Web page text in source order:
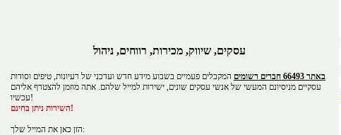
עסקים, שיווק, מכירות, רווחים, ניהול
באתר 66493 חברים רשומים
המקבלים פעמיים בשבוע מידע חדש ועדכני של רעיונות, טיפים וסודות
עסקיים מניסיונם המעשי של אנשי עסקים שונים, ישירות למייל שלהם. אתה מוזמן להצטרף אליהם
עכשיו!
השירות ניתן בחינם!
הזן כאן את המייל שלך: